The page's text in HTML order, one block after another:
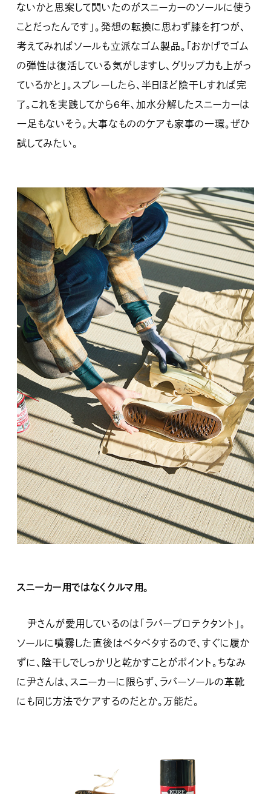
ないかと思案して閃いたのがスニーカーのソールに使う
ことだったんです」。発想の転換に思わず膝を打つが、
考えてみればソールも立派なゴム製品。「おかげでゴム
の弾性は復活している気がしますし、グリップ力も上がっ
ているかと」。スプレーしたら、半日ほど陰干しすれば完
了。これを実践してから6年、加水分解したスニーカーは
一足もないそう。大事なもののケアも家事の一環。ぜひ
試してみたい。
スニーカー用ではなくクルマ用。
尹さんが愛用しているのは「ラバープロテクタント」。
ソールに噴霧した直後はベタベタするので、すぐに履か
ずに、陰干しでしっかりと乾かすことがポイント。ちなみ
に尹さんは、スニーカーに限らず、ラバーソールの革靴
にも同じ方法でケアするのだとか。万能だ。